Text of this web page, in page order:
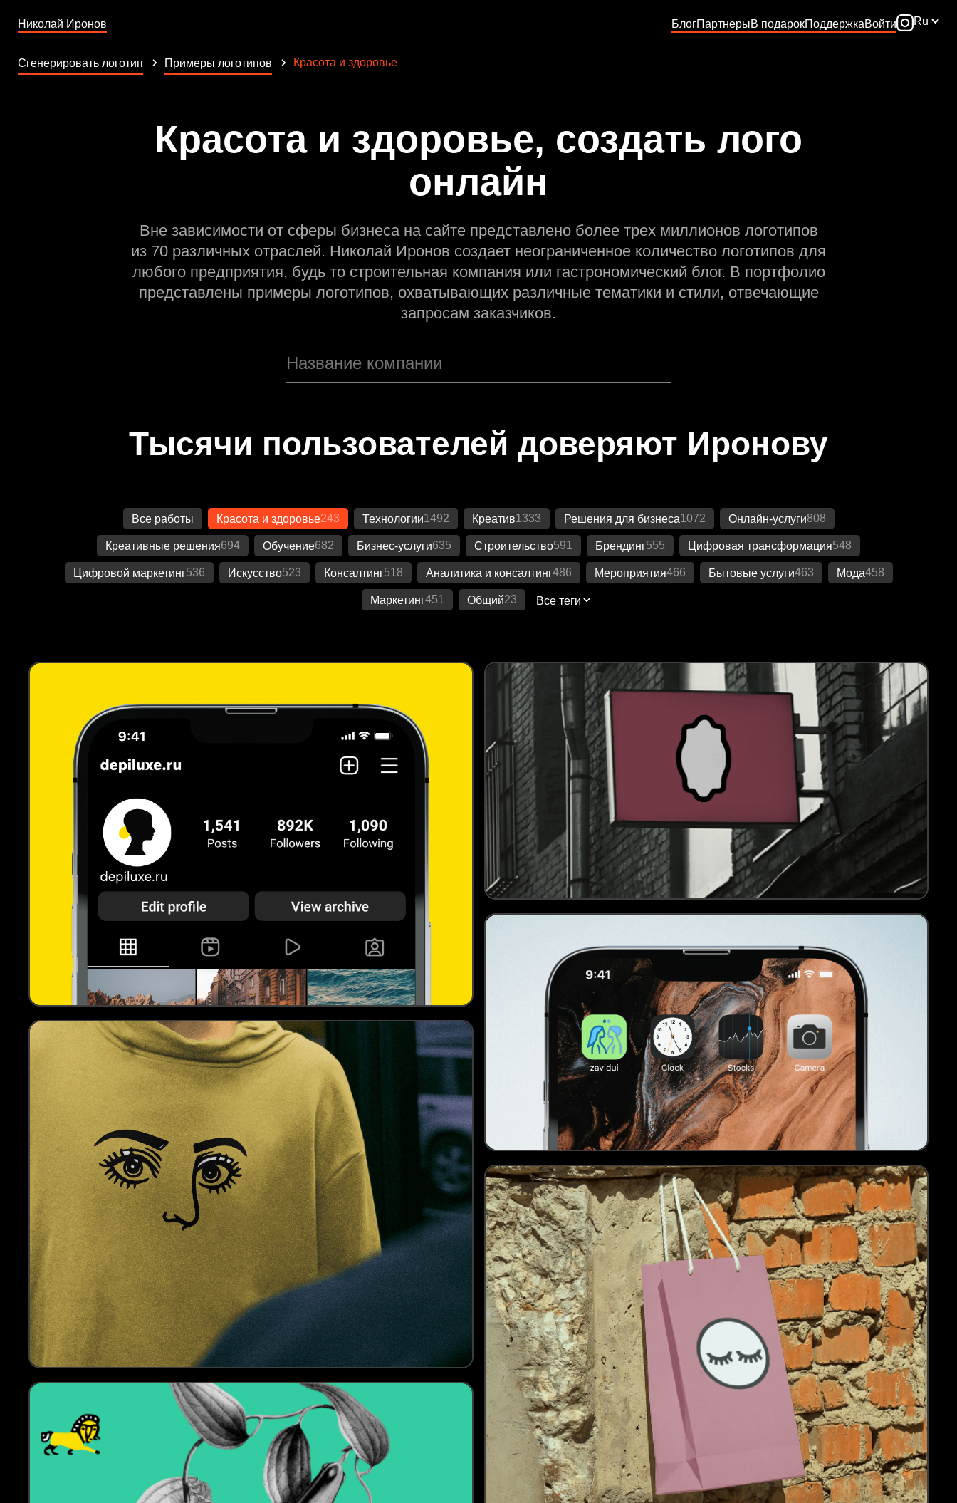
Николай Иронов БлогПартнерыВ подарокПоддержкаВойти Ru
Сгенерировать логотип Примеры логотипов Красота и здоровье
Красота и здоровье, создать лого
онлайн
Вне зависимости от сферы бизнеса на сайте представлено более трех миллионов логотипов
из 70 различных отраслей. Николай Иронов создает неограниченное количество логотипов для
любого предприятия, будь то строительная компания или гастрономический блог. В портфолио
представлены примеры логотипов, охватывающих различные тематики и стили, отвечающие
запросам заказчиков.
Тысячи пользователей доверяют Иронову
Все работы Красота и здоровье243 Технологии1492 Креатив1333 Решения для бизнеса1072 Онлайн-услуги808
Креативные решения694 Обучение682 Бизнес-услуги635 Строительство591 Брендинг555 Цифровая трансформация548
Цифровой маркетинг536 Искусство523 Консалтинг518 Аналитика и консалтинг486 Мероприятия466 Бытовые услуги463 Мода458
Маркетинг451 Общий23 Все теги